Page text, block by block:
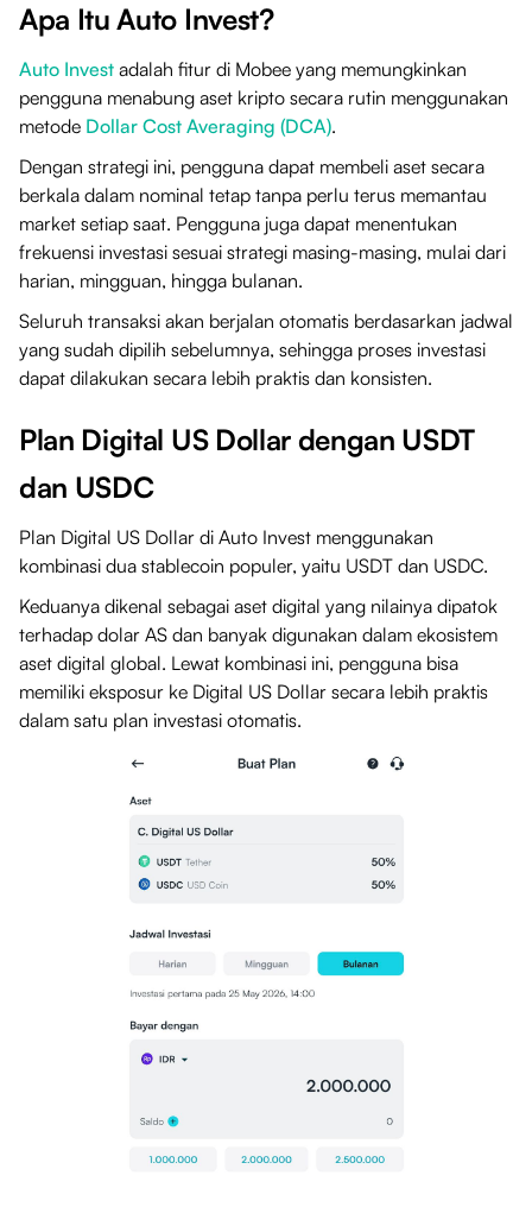
Apa Itu Auto Invest?
Auto Invest adalah fitur di Mobee yang memungkinkan
pengguna menabung aset kripto secara rutin menggunakan
metode Dollar Cost Averaging (DCA).
Dengan strategi ini, pengguna dapat membeli aset secara
berkala dalam nominal tetap tanpa perlu terus memantau
market setiap saat. Pengguna juga dapat menentukan
frekuensi investasi sesuai strategi masing-masing, mulai dari
harian, mingguan, hingga bulanan.
Seluruh transaksi akan berjalan otomatis berdasarkan jadwal
yang sudah dipilih sebelumnya, sehingga proses investasi
dapat dilakukan secara lebih praktis dan konsisten.
Plan Digital US Dollar dengan USDT
dan USDC
Plan Digital US Dollar di Auto Invest menggunakan
kombinasi dua stablecoin populer, yaitu USDT dan USDC.
Keduanya dikenal sebagai aset digital yang nilainya dipatok
terhadap dolar AS dan banyak digunakan dalam ekosistem
aset digital global. Lewat kombinasi ini, pengguna bisa
memiliki eksposur ke Digital US Dollar secara lebih praktis
dalam satu plan investasi otomatis.